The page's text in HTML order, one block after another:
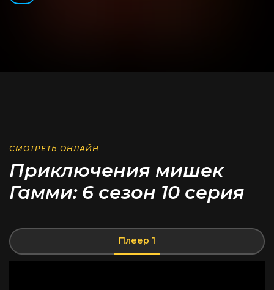
СМОТРЕТЬ ОНЛАЙН
Приключения мишек
Гамми: 6 сезон 10 серия
Плеер 1